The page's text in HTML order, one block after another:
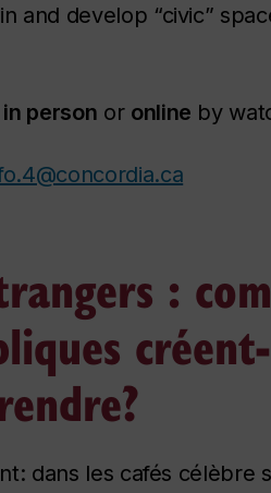
and develop “civic”
in person or online by
:
dans les cafés célèbre